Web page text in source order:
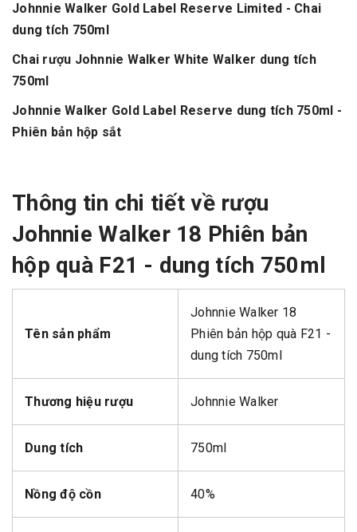
Johnnie Walker Gold Label Reserve Limited - Chai
dung tích 750ml
Chai rượu Johnnie Walker White Walker dung tích
750ml
Johnnie Walker Gold Label Reserve dung tích 750ml -
Phiên bản hộp sắt
Thông tin chi tiết về rượu
Johnnie Walker 18 Phiên bản
hộp quà F21 - dung tích 750ml
Tên sản phẩm
Johnnie Walker 18
Phiên bản hộp quà F21 -
dung tích 750ml
Thương hiệu rượu Johnnie Walker
Dung tích 750ml
Nồng độ cồn 40%